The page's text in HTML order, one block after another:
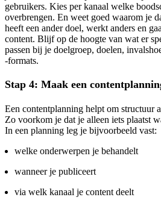
gebruikers. Kies per kanaal welke
overbrengen. En weet goed waarom je
heeft een ander doel, werkt anders en
content. Blijf op de hoogte van wat er
passen bij je doelgroep, doelen,
-formats.
Stap 4: Maak een
Een contentplanning helpt om structuur
Zo voorkom je dat je alleen iets plaatst
In een planning leg je bijvoorbeeld vast:
welke onderwerpen je behandelt
wanneer je publiceert
via welk kanaal je content deelt